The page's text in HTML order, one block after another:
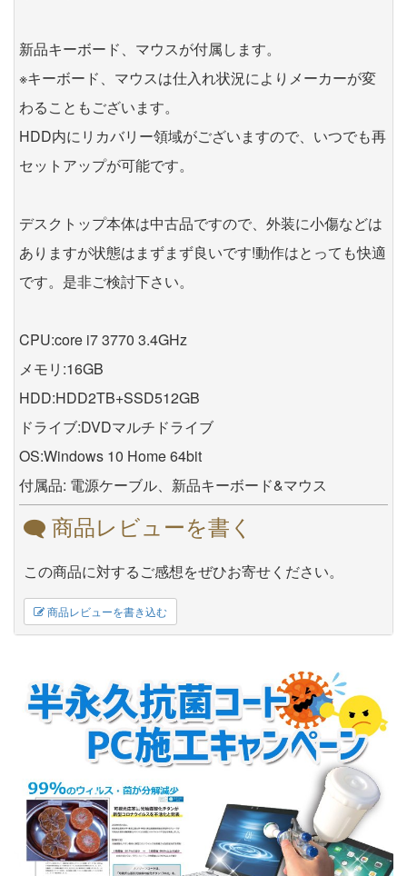
新品キーボード、マウスが付属します。
※キーボード、マウスは仕入れ状況によりメーカーが変
わることもございます。
HDD内にリカバリー領域がございますので、いつでも再
セットアップが可能です。
デスクトップ本体は中古品ですので、外装に小傷などは
ありますが状態はまずまず良いです!動作はとっても快適
です。是非ご検討下さい。
CPU:core i7 3770 3.4GHz
メモリ:16GB
HDD:HDD2TB+SSD512GB
ドライブ:DVDマルチドライブ
OS:Windows 10 Home 64bit
付属品: 電源ケーブル、新品キーボード&マウス
商品レビューを書く
この商品に対するご感想をぜひお寄せください。
商品レビューを書き込む